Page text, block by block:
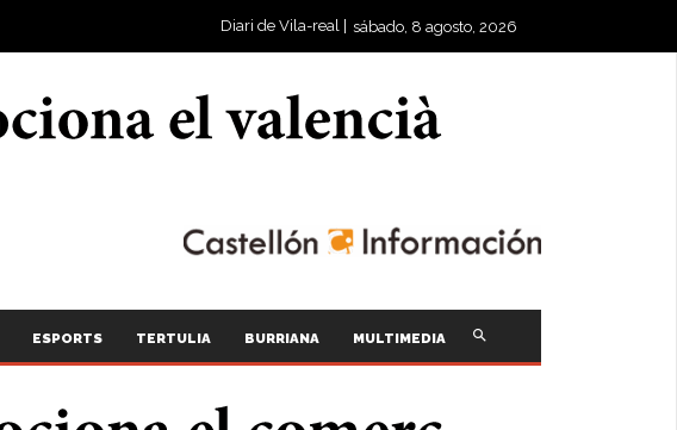
Diari de Vila-real | sábado, 8 agosto, 2026
ESPORTS TERTULIA BURRIANA MULTIMEDIA